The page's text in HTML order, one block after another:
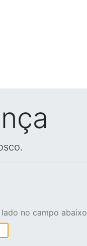
no campo abaixo